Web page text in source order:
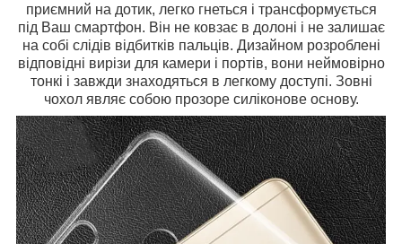
приємний на дотик, легко гнеться і трансформується
під Ваш смартфон. Він не ковзає в долоні і не залишає
на собі слідів відбитків пальців. Дизайном розроблені
відповідні вирізи для камери і портів, вони неймовірно
тонкі і завжди знаходяться в легкому доступі. Зовні
чохол являє собою прозоре силіконове основу.